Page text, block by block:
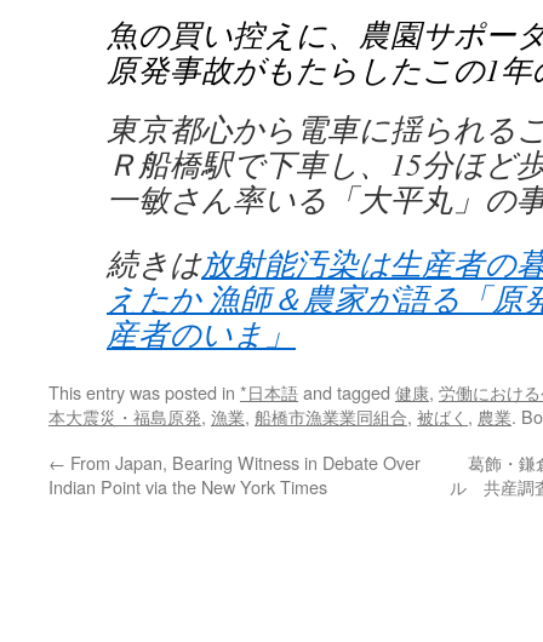
魚の買い控えに、農園サポー
原発事故がもたらしたこの1年
東京都心から電車に揺られる
Ｒ船橋駅で下車し、15分ほど
一敏さん率いる「大平丸」の
続きは放射能汚染は生産者の
えたか 漁師＆農家が語る「原
産者のいま」
This entry was posted in *日本語and tagged 健康, 労働におけ
本大震災・福島原発, 漁業, 船橋市漁業業同組合, 被ばく , 農業.
← From Japan, Bearing Witness in Debate Over
Indian Point via the New York Times
葛飾・鎌
ル 共産調